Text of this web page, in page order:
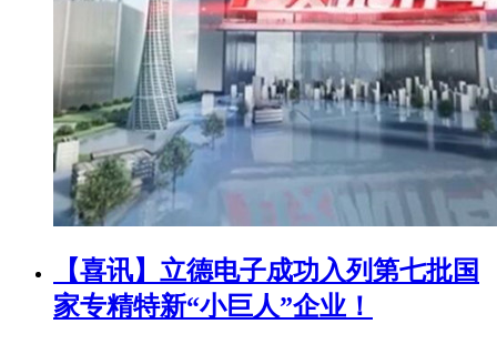
【喜讯】立德电子成功入列第七批国
家专精特新“小巨人”企业！